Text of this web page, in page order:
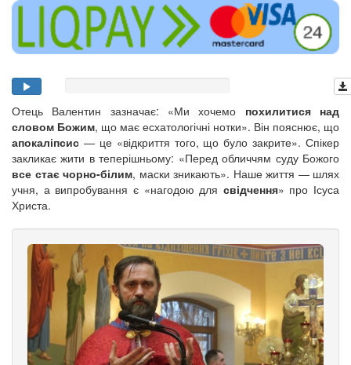
Отець Валентин зазначає: «Ми хочемо похилитися над
словом Божим, що має есхатологічні нотки». Він пояснює, що
апокаліпсис — це «відкриття того, що було закрите». Спікер
закликає жити в теперішньому: «Перед обличчям суду Божого
все стає чорно-білим, маски зникають». Наше життя — шлях
учня, а випробування є «нагодою для свідчення» про Ісуса
Христа.